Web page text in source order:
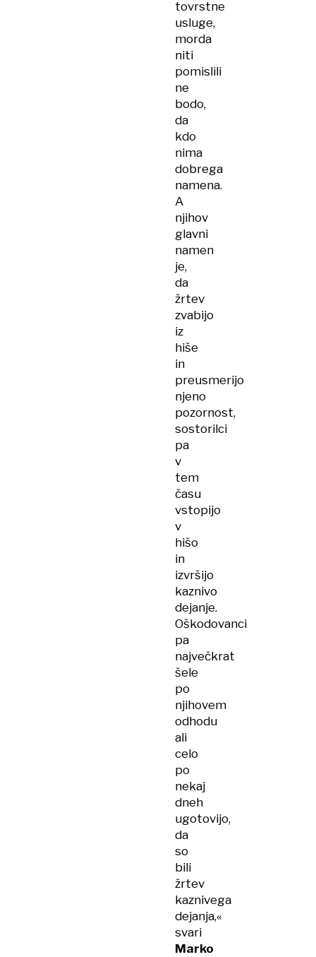
tovrstne
usluge,
morda
niti
pomislili
ne
bodo,
da
kdo
nima
dobrega
namena.
A
njihov
glavni
namen
je,
da
žrtev
zvabijo
iz
hiše
in
preusmerijo
njeno
pozornost,
sostorilci
pa
v
tem
času
vstopijo
v
hišo
in
izvršijo
kaznivo
dejanje.
Oškodovanci
pa
največkrat
šele
po
njihovem
odhodu
ali
celo
po
nekaj
dneh
ugotovijo,
da
so
bili
žrtev
kaznivega
dejanja,«
svari
Marko